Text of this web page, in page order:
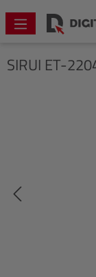
springen
SIRUI ET-